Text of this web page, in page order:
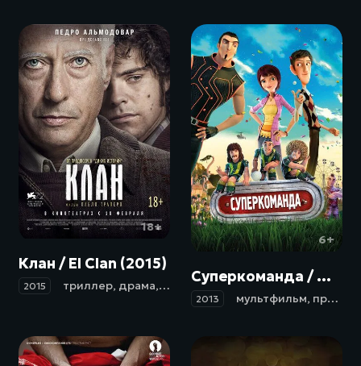
18+
Клан / El Clan (2015)
2015 триллер, драма, криминал,биография
6+
Суперкоманда / Metegol (2013)
2013 мультфильм, приключения